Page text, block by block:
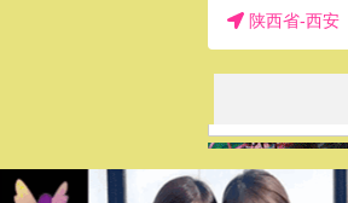
陕西省-西安